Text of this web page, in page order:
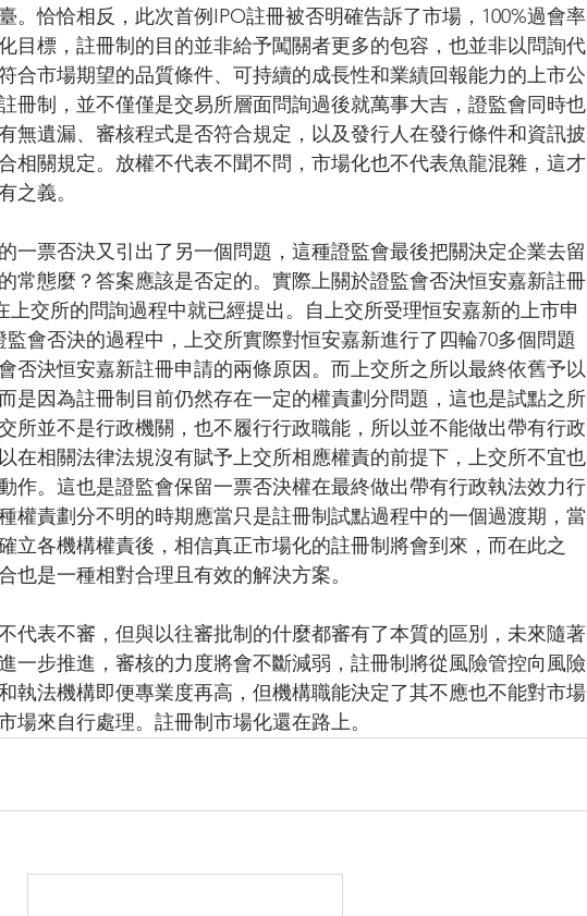
。恰恰相反，此次首例IPO註冊被否明確告訴了市場，100%過會率
目標，註冊制的目的並非給予闖關者更多的包容，也並非以問詢代
合市場期望的品質條件、可持續的成長性和業績回報能力的上市公
冊制，並不僅僅是交易所層面問詢過後就萬事大吉，證監會同時也
無遺漏、審核程式是否符合規定，以及發行人在發行條件和資訊披
相關規定。放權不代表不聞不問，市場化也不代表魚龍混雜，這才
之義。
一票否決又引出了另一個問題，這種證監會最後把關決定企業去留
常態麼？答案應該是否定的。實際上關於證監會否決恒安嘉新註冊
上交所的問詢過程中就已經提出。自上交所受理恒安嘉新的上市申
會否決的過程中，上交所實際對恒安嘉新進行了四輪70多個問題
否決恒安嘉新註冊申請的兩條原因。而上交所之所以最終依舊予以
是因為註冊制目前仍然存在一定的權責劃分問題，這也是試點之所
所並不是行政機關，也不履行行政職能，所以並不能做出帶有行政
在相關法律法規沒有賦予上交所相應權責的前提下，上交所不宜也
作。這也是證監會保留一票否決權在最終做出帶有行政執法效力行
權責劃分不明的時期應當只是註冊制試點過程中的一個過渡期，當
立各機構權責後，相信真正市場化的註冊制將會到來，而在此之
也是一種相對合理且有效的解決方案。
代表不審，但與以往審批制的什麼都審有了本質的區別，未來隨著
一步推進，審核的力度將會不斷減弱，註冊制將從風險管控向風險
執法機構即便專業度再高，但機構職能決定了其不應也不能對市場
場來自行處理。註冊制市場化還在路上。